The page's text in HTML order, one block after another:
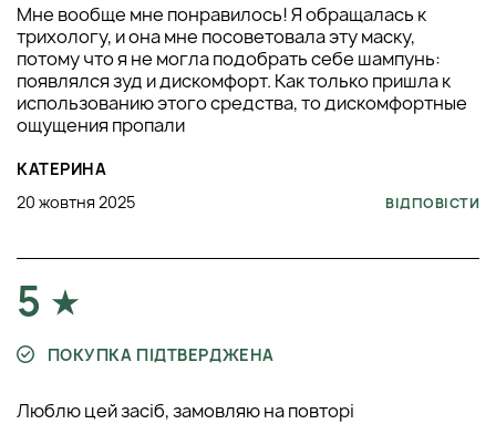
Мне вообще мне понравилось! Я обращалась к
трихологу, и она мне посоветовала эту маску,
потому что я не могла подобрать себе шампунь:
появлялся зуд и дискомфорт. Как только пришла к
использованию этого средства, то дискомфортные
ощущения пропали
КАТЕРИНА
20 жовтня 2025
ВІДПОВІСТИ
5
ПОКУПКА ПІДТВЕРДЖЕНА
Люблю цей засіб, замовляю на повторі